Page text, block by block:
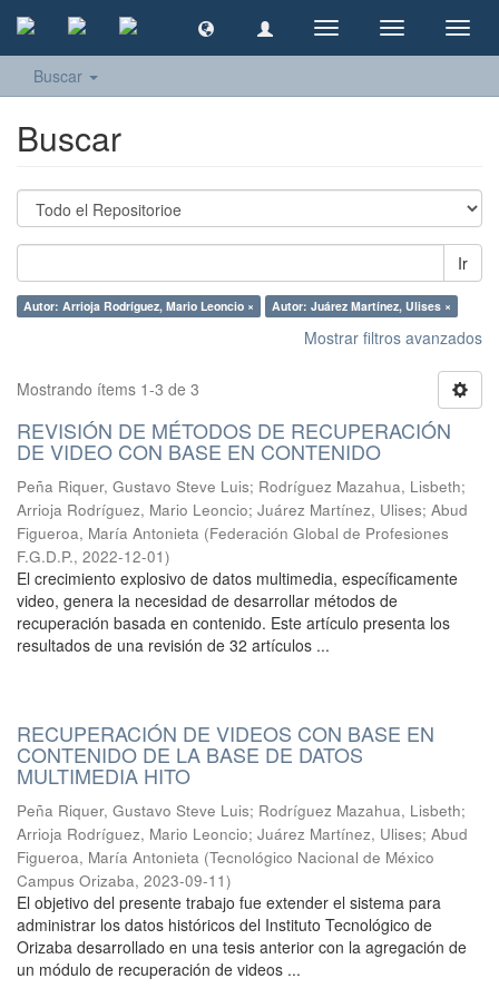
Cambiar
navegación
Cambiar
navegación
Buscar
Buscar
Ir
Autor: Arrioja Rodríguez, Mario Leoncio × Autor: Juárez Martínez, Ulises ×
Mostrar filtros avanzados
Mostrando ítems 1-3 de 3
REVISIÓN DE MÉTODOS DE RECUPERACIÓN
DE VIDEO CON BASE EN CONTENIDO
Peña Riquer, Gustavo Steve Luis; Rodríguez Mazahua, Lisbeth;
Arrioja Rodríguez, Mario Leoncio; Juárez Martínez, Ulises; Abud
Figueroa, María Antonieta (Federación Global de Profesiones
F.G.D.P., 2022-12-01)
El crecimiento explosivo de datos multimedia, específicamente
video, genera la necesidad de desarrollar métodos de
recuperación basada en contenido. Este artículo presenta los
resultados de una revisión de 32 artículos ...
RECUPERACIÓN DE VIDEOS CON BASE EN
CONTENIDO DE LA BASE DE DATOS
MULTIMEDIA HITO
Peña Riquer, Gustavo Steve Luis; Rodríguez Mazahua, Lisbeth;
Arrioja Rodríguez, Mario Leoncio; Juárez Martínez, Ulises; Abud
Figueroa, María Antonieta (Tecnológico Nacional de México
Campus Orizaba, 2023-09-11)
El objetivo del presente trabajo fue extender el sistema para
administrar los datos históricos del Instituto Tecnológico de
Orizaba desarrollado en una tesis anterior con la agregación de
un módulo de recuperación de videos ...